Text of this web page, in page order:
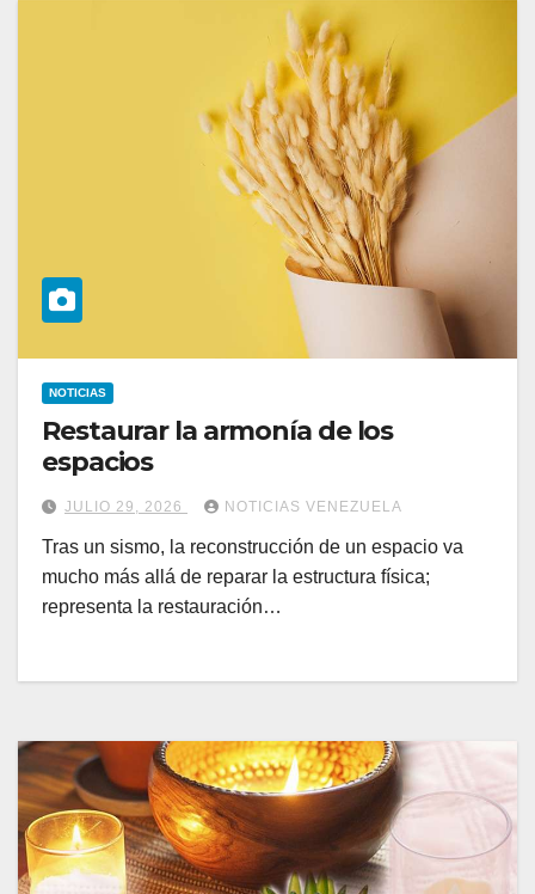
NOTICIAS
Restaurar la armonía de los
espacios
JULIO 29, 2026 NOTICIAS VENEZUELA
Tras un sismo, la reconstrucción de un espacio va
mucho más allá de reparar la estructura física;
representa la restauración…